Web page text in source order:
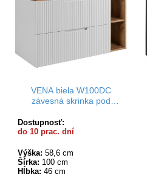
VENA biela W100DC
závesná skrinka pod
Dostupnosť:
do 10 prac. dní
Výška: 58,6 cm
Šírka: 100 cm
Hĺbka: 46 cm